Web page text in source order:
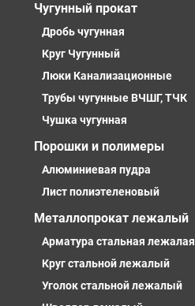
Чугунный прокат
Дробь чугунная
Круг Чугунный
Люки Канализационные
Трубы чугунные ВЧШГ, ТЧК
Чушка чугунная
Порошки и полимеры
Алюминиевая пудра
Лист полиэтеленовый
Металлопрокат лежалый
Арматура стальная лежалая
Круг стальной лежалый
Уголок стальной лежалый